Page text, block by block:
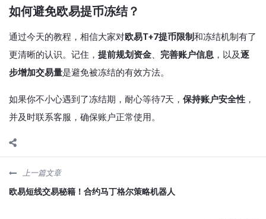
如何避免欧易提币冻结？
通过今天的教程，相信大家对欧易T+7提币限制和冻结机制有了
更清晰的认识。记住， 提前规划资金、 完善账户信息 ，以及逐
步增加交易量是避免被冻结的有效方法。
如果你不小心遇到了冻结期，耐心等待7天， 保持账户安全性 ，
并及时联系客服，确保账户正常使用。
上一篇文章
欧易短线交易秘籍！合约马丁格尔策略机器人